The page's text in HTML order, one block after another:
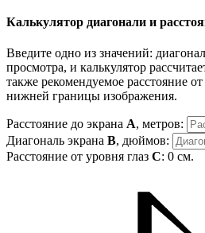
Калькулятор диагонали и
Введите одно из значений:
просмотра, и калькулятор
также рекомендуемое расстояние
нижней границы изображения.
Расстояние до экрана A, метров:
Диагональ экрана B, дюймов:
Расстояние от уровня глаз C: 0 см.